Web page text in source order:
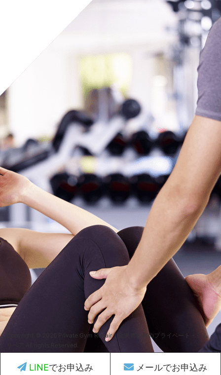
LINEでお申込み メールでお申込み
Copyright © 2026 Private Gym Repair｜金沢市松村のプライベート・ジム・
リペア All rights Reserved.